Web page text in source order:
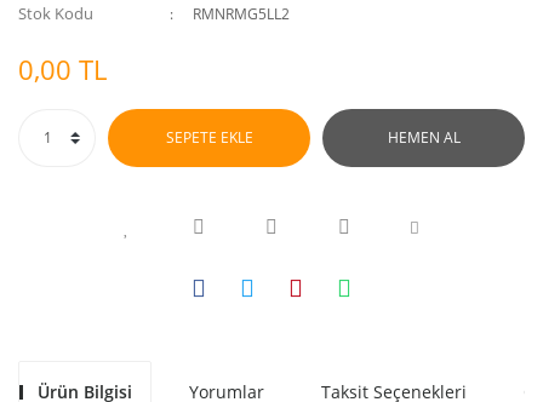
Stok Kodu RMNRMG5LL2
0,00 TL
SEPETE EKLE HEMEN AL
Ürün Bilgisi Yorumlar Taksit Seçenekleri